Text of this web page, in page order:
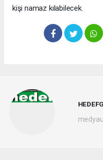
kişi namaz kılabilecek.